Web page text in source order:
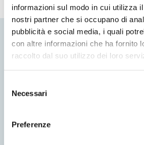
informazioni sul modo in cui utilizza
nostri partner che si occupano di
pubblicità e social media, i quali
con altre informazioni che ha fornito
raccolto dal suo utilizzo dei loro
delNecessari
Preferenze